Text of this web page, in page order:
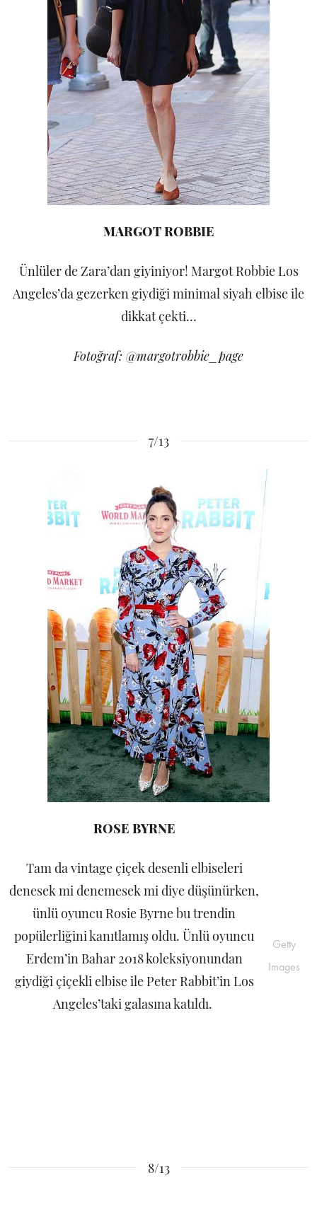
MARGOT ROBBIE
Ünlüler de Zara’dan giyiniyor! Margot Robbie Los
Angeles’da gezerken giydiği minimal siyah elbise ile
dikkat çekti…
Fotoğraf: @margotrobbie_page
7/13
ROSE BYRNE
Tam da vintage çiçek desenli elbiseleri
denesek mi denemesek mi diye düşünürken,
ünlü oyuncu Rosie Byrne bu trendin
popülerliğini kanıtlamış oldu. Ünlü oyuncu
Erdem’in Bahar 2018 koleksiyonundan
giydiği çiçekli elbise ile Peter Rabbit’in Los
Angeles’taki galasına katıldı.
Getty
Images
8/13